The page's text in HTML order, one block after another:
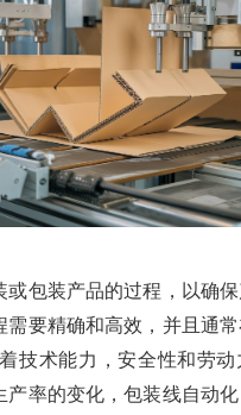
或包装产品的过程，以确
需要精确和高效，并且通
技术能力，安全性和劳
率的变化，包装线自动化